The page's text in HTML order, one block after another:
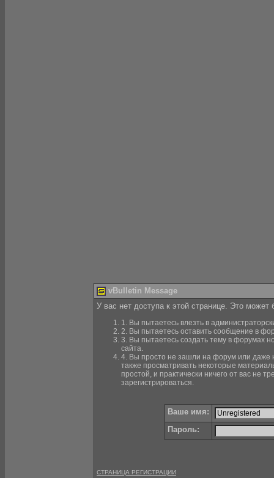
vBulletin Message
У вас нет доступа к этой странице. Это
1. Вы пытаетесь влезть в
2. Вы пытаетесь оставить сообщение в
3. Вы пытаетесь создать тему в форумах
сайта.
4. Вы просто не зашли на форум или даже
также просматривать некоторые
простой, и практически ничего от вас не
зарегистрироваться.
Ваше имя:
Пароль:
СТРАНИЦА РЕГИСТРАЦИИ